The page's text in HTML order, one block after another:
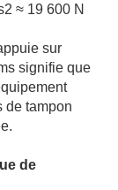
≈ 19 600 N
sur
signifie que
de tampon
de